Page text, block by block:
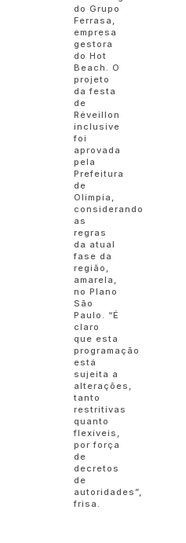
do Grupo
Ferrasa,
empresa
gestora
do Hot
Beach. O
projeto
da festa
de
Réveillon
inclusive
foi
aprovada
pela
Prefeitura
de
Olímpia,
considerando
as
regras
da atual
fase da
região,
amarela,
no Plano
São
Paulo. “É
claro
que esta
programação
está
sujeita a
alterações,
tanto
restritivas
quanto
flexíveis,
por força
de
decretos
de
autoridades”,
frisa.